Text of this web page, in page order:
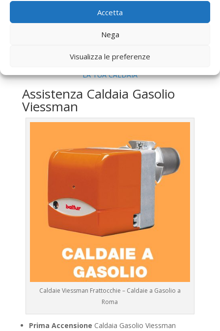
Accetta
Nega
Visualizza le preferenze
Caldaia Gas Metano Viessman Frattocchie
UTILIZZA IL FORM PER RICHIEDERE ASSISTENZA PER
LA TUA CALDAIA
Assistenza Caldaia Gasolio
Viessman
Caldaie Viessman Frattocchie – Caldaie a Gasolio a
Roma
Prima Accensione Caldaia Gasolio Viessman